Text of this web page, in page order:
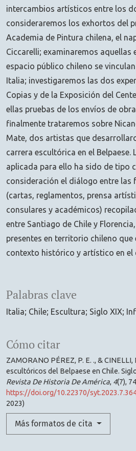
Palabras clave
Italia; Chile; Escultura; Siglo XIX;
Cómo citar
ZAMORANO PÉREZ, P. E. ., & CINELLI,
escultóricos del Belpaese en Chile.
Revista De Historia De América, 4(7),
https://doi.org/10.22370/
2023)
Más formatos de cita
intercambios artísticos entre los
consideraremos los exhortos del
Academia de Pintura chilena, el
Ciccarelli; examinaremos aquellas
espacio público chileno se
Italia; investigaremos las dos
Copias y de la Exposición del
ellas pruebas de los envíos de
finalmente trataremos sobre
Mate, dos artistas que
carrera escultórica en el Belpaese.
aplicada para ello ha sido de tipo
consideración el diálogo entre las
(cartas, reglamentos, prensa
consulares y académicos)
entre Santiago de Chile y
presentes en territorio chileno que
contexto histórico y artístico en el